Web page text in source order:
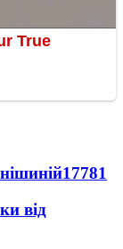
17781
від